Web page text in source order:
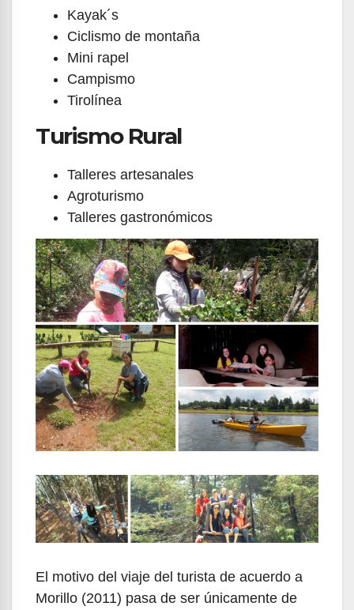
Kayak´s
Ciclismo de montaña
Mini rapel
Campismo
Tirolínea
Turismo Rural
Talleres artesanales
Agroturismo
Talleres gastronómicos
El motivo del viaje del turista de acuerdo a
Morillo (2011) pasa de ser únicamente de